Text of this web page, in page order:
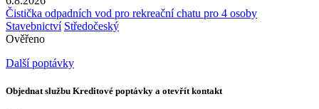
Čistička odpadních vod pro rekreační chatu pro 4 osoby
Stavebnictví Středočeský
Ověřeno
Další poptávky
Objednat službu Kreditové poptávky a otevřít kontakt